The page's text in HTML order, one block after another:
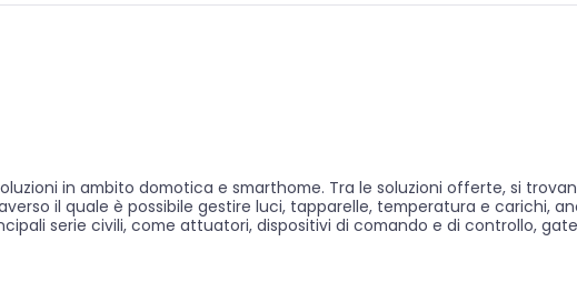
in ambito domotica e smarthome. Tra le soluzioni offerte, si
il quale è possibile gestire luci, tapparelle, temperatura e carichi,
serie civili, come attuatori, dispositivi di comando e di controllo,
di prodotti in KNX per raggiungere il massimo dell'integrazione
modelli di prodotto, avendo selezionato i migliori leader di mercato per
Gewiss, Gira, Hager, Netatmo, Urmet, Somfy, Vimar, Siemens,